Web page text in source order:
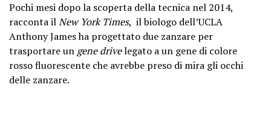
Pochi mesi dopo la scoperta della tecnica nel 2014,
racconta ilNew York Times, il biologo dell’UCLA
Anthony James ha progettato due zanzare per
trasportare un gene drivelegato a un gene di colore
rosso fluorescente che avrebbe preso di mira gli occhi
delle zanzare.